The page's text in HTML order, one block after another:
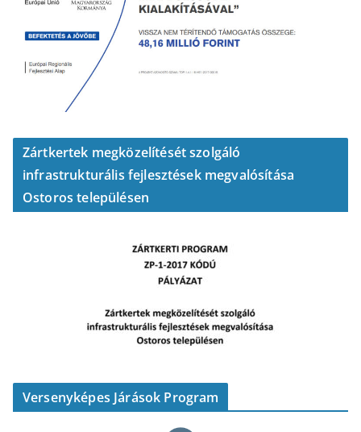
Zártkertek megközelítését szolgáló
infrastrukturális fejlesztések megvalósítása
Ostoros településen
Versenyképes Járások Program